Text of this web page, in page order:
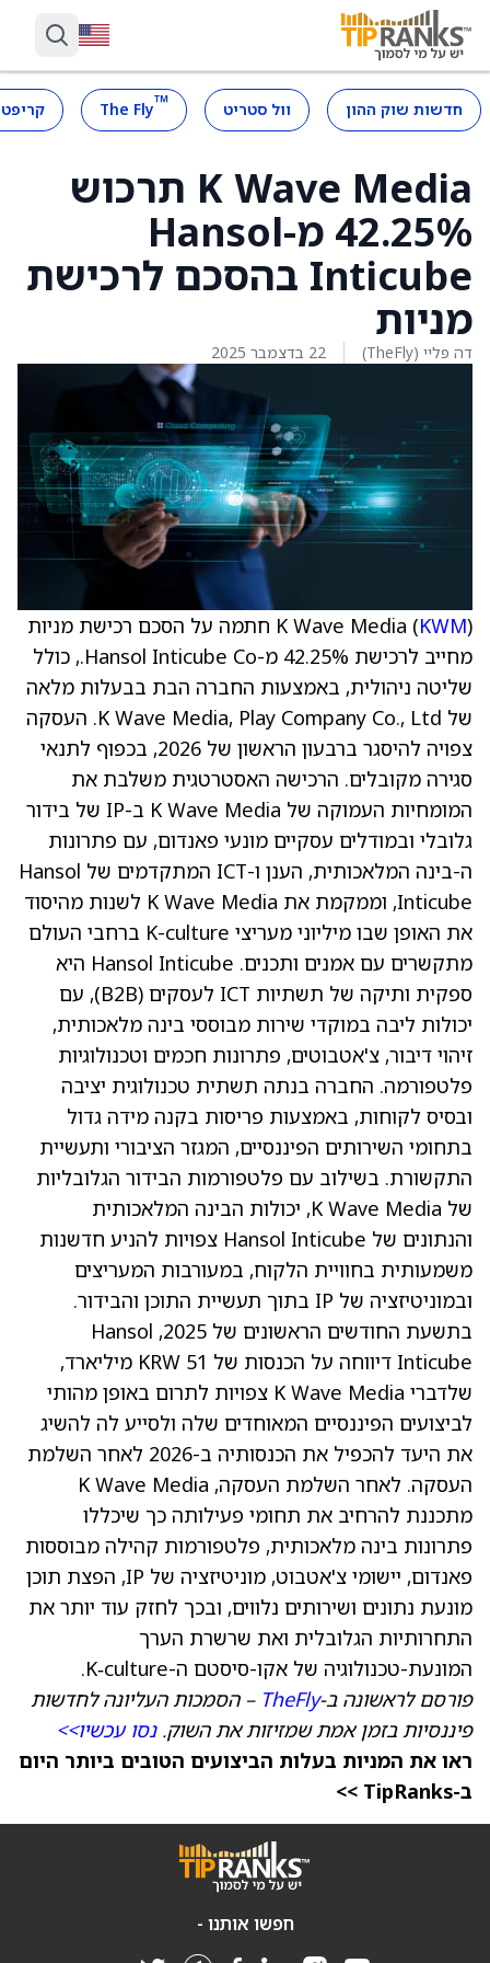
חדשות שוק ההון וול סטריט ™
The Fly
K Wave Media תרכוש
42.25% מ-Hansol
Inticube בהסכם לרכישת
מניות
דה פליי (TheFly) 22 בדצמבר 2025
K Wave Media (KWM
) חתמה על הסכם רכישת מניות
מחייב לרכישת 42.25% מ-Hansol Inticube Co., כולל
שליטה ניהולית, באמצעות החברה הבת בבעלות מלאה
של K Wave Media, Play Company Co., Ltd. העסקה
צפויה להיסגר ברבעון הראשון של 2026, בכפוף לתנאי
סגירה מקובלים. הרכישה האסטרטגית משלבת את
המומחיות העמוקה של K Wave Media ב-IP של בידור
גלובלי ובמודלים עסקיים מונעי פאנדום, עם פתרונות
ה-בינה המלאכותית, הענן ו-ICT המתקדמים של Hansol
Inticube, וממקמת את K Wave Media לשנות מהיסוד
את האופן שבו מיליוני מעריצי K-culture ברחבי העולם
מתקשרים עם אמנים ותכנים. Hansol Inticube היא
ספקית ותיקה של תשתיות ICT לעסקים (B2B), עם
יכולות ליבה במוקדי שירות מבוססי בינה מלאכותית,
זיהוי דיבור, צ'אטבוטים, פתרונות חכמים וטכנולוגיות
פלטפורמה. החברה בנתה תשתית טכנולוגית יציבה
ובסיס לקוחות, באמצעות פריסות בקנה מידה גדול
בתחומי השירותים הפיננסיים, המגזר הציבורי ותעשיית
התקשורת. בשילוב עם פלטפורמות הבידור הגלובליות
של K Wave Media, יכולות הבינה המלאכותית
והנתונים של Hansol Inticube צפויות להניע חדשנות
משמעותית בחוויית הלקוח, במעורבות המעריצים
ובמוניטיזציה של IP בתוך תעשיית התוכן והבידור.
בתשעת החודשים הראשונים של 2025, Hansol
Inticube דיווחה על הכנסות של KRW 51 מיליארד,
שלדברי K Wave Media צפויות לתרום באופן מהותי
לביצועים הפיננסיים המאוחדים שלה ולסייע לה להשיג
את היעד להכפיל את הכנסותיה ב-2026 לאחר השלמת
העסקה. לאחר השלמת העסקה, K Wave Media
מתכננת להרחיב את תחומי פעילותה כך שיכללו
פתרונות בינה מלאכותית, פלטפורמות קהילה מבוססות
פאנדום, יישומי צ'אטבוט, מוניטיזציה של IP, הפצת תוכן
מונעת נתונים ושירותים נלווים, ובכך לחזק עוד יותר את
התחרותיות הגלובלית ואת שרשרת הערך
המונעת-טכנולוגיה של אקו-סיסטם ה-K‑culture.
פורסם לראשונה ב-TheFly – הסמכות העליונה לחדשות
פיננסיות בזמן אמת שמזיזות את השוק.נסו עכשיו>>
ראו את המניות בעלות הביצועים הטובים ביותר היום
ב-TipRanks >>
חפשו אותנו -